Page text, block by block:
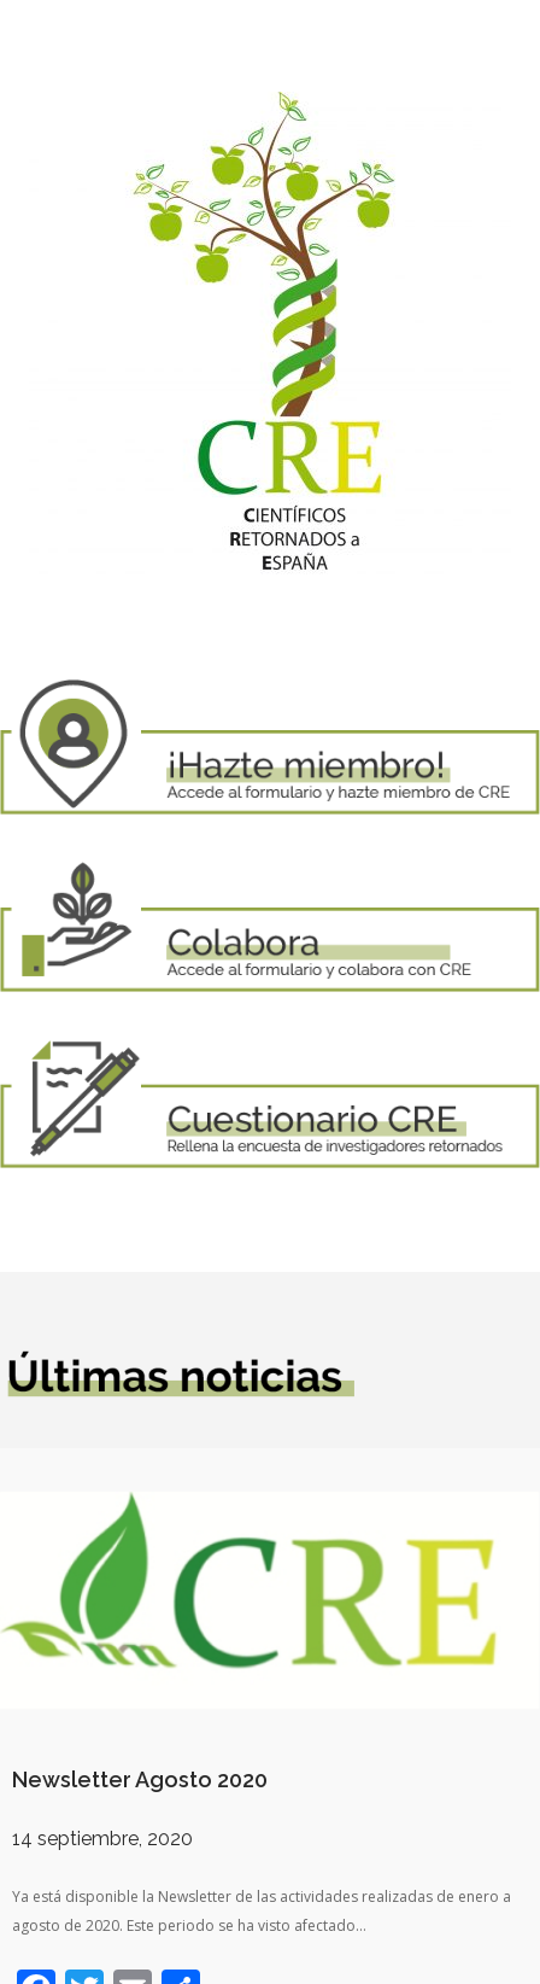
Newsletter Agosto 2020
14 septiembre, 2020
Ya está disponible la Newsletter de las actividades realizadas de enero a
agosto de 2020. Este periodo se ha visto afectado…